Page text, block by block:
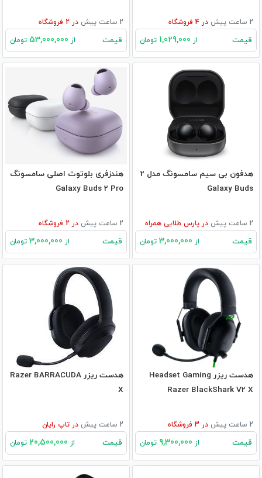
2 ساعت پیش در فروشگاه
قیمت از تومان
2 ساعت پیش در فروشگاه
قیمت از تومان
هدفون بی سیم سامسونگ مدل 2
Galaxy Buds
2 ساعت پیش در پارس طلایی همراه
قیمت از تومان
هندزفری بلوتوث اصلی سامسونگ
Galaxy Buds 2 Pro
2 ساعت پیش در فروشگاه
قیمت از تومان
هدست ریزر Headset Gaming
Razer BlackShark V2 X
2 ساعت پیش در فروشگاه
قیمت از تومان
هدست ریزر Razer BARRACUDA
X
2 ساعت پیش در تاپ رایان
قیمت از تومان